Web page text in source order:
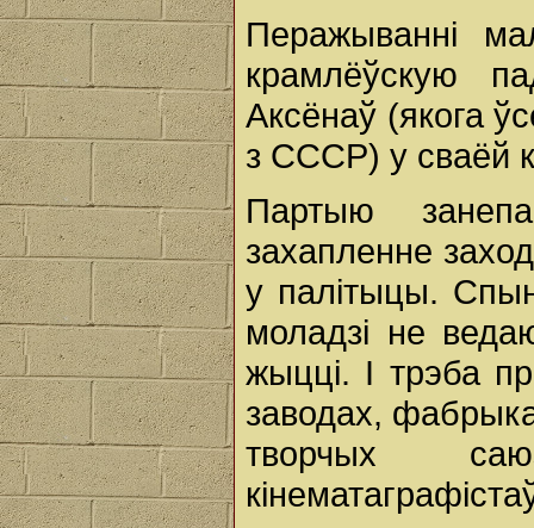
Перажыванні
крамлёўскую
Аксёнаў (якога
з СССР) у сваёй
Партыю
захапленне
у палітыцы.
моладзі не
жыцці. І трэба
заводах,
творчых